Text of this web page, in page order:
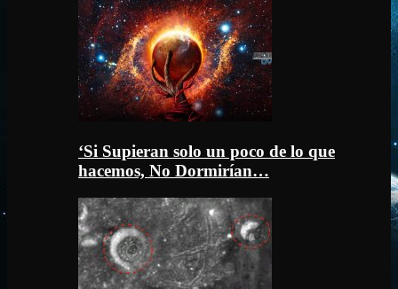
‘Si Supieran solo un poco de lo que
hacemos, No Dormirían…